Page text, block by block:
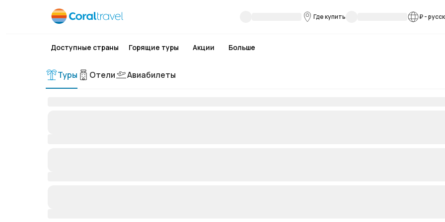
Где купить ₽-
Доступные страны Горящие туры Акции Больше
Туры Отели Авиабилеты